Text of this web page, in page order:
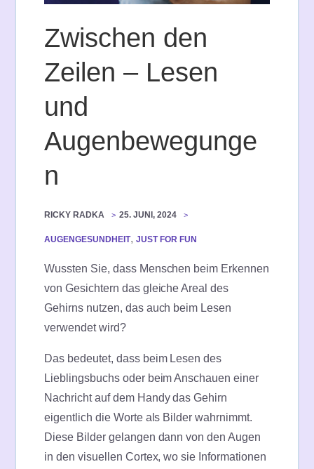
Zwischen den
Zeilen – Lesen
und
Augenbewegunge
n
RICKY RADKA 25. JUNI, 2024
AUGENGESUNDHEIT, JUST FOR FUN
Wussten Sie, dass Menschen beim Erkennen
von Gesichtern das gleiche Areal des
Gehirns nutzen, das auch beim Lesen
verwendet wird?
Das bedeutet, dass beim Lesen des
Lieblingsbuchs oder beim Anschauen einer
Nachricht auf dem Handy das Gehirn
eigentlich die Worte als Bilder wahrnimmt.
Diese Bilder gelangen dann von den Augen
in den visuellen Cortex, wo sie Informationen